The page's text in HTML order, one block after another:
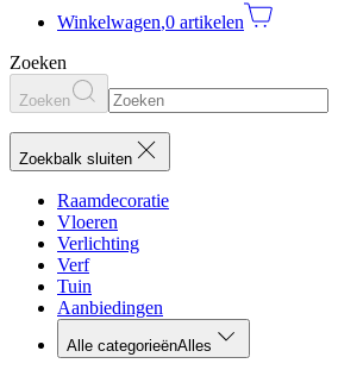
Winkelwagen,0 artikelen
Zoeken
Zoeken
Zoekbalk sluiten
Raamdecoratie
Vloeren
Verlichting
Verf
Tuin
Aanbiedingen
Alle categorieënAlles